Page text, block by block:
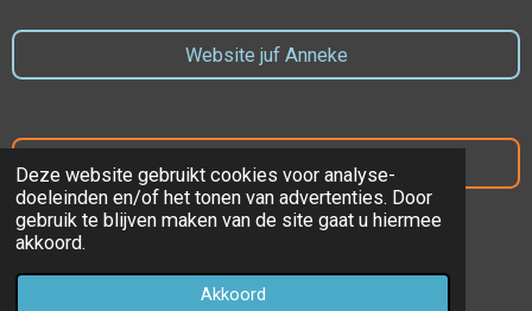
Deze website gebruikt cookies voor analyse-
doeleinden en/of het tonen van advertenties. Door
gebruik te blijven maken van de site gaat u hiermee
akkoord.
Akkoord
Website juf Anneke
Website Prins Mauritsschool